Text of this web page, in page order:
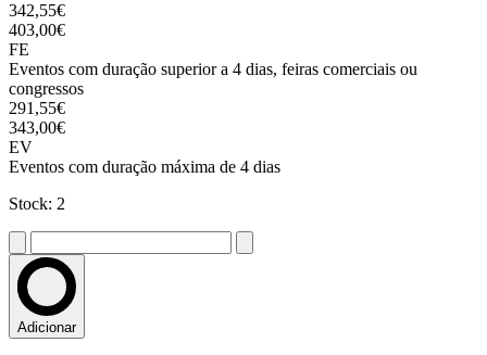
342,55€
403,00€
FE
Eventos com duração superior a 4 dias, feiras comerciais ou
congressos
291,55€
343,00€
EV
Eventos com duração máxima de 4 dias
Stock: 2
Adicionar